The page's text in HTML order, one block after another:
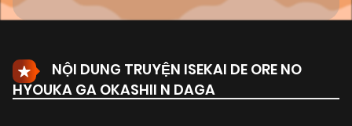
NỘI DUNG TRUYỆN ISEKAI DE ORE NO
HYOUKA GA OKASHII N DAGA